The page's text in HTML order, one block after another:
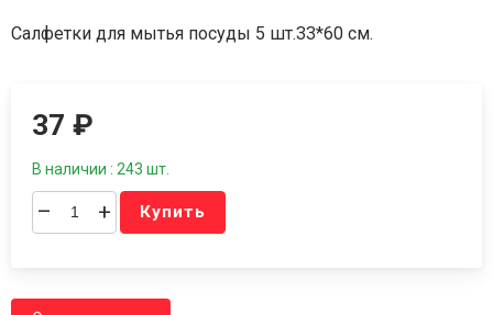
Салфетки для мытья посуды 5 шт.33*60 см.
37₽
В наличии : 243 шт.
– + Купить